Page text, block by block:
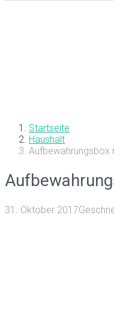
Startseite
Haushalt
Aufbewahrungsbox
31. Oktober 2017